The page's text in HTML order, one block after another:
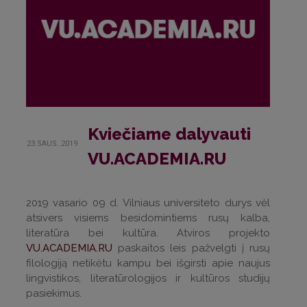
23.SAUS..2019
Kviečiame dalyvauti
VU.ACADEMIA.RU
2019 vasario 09 d. Vilniaus universiteto durys vėl
atsivers visiems besidomintiems rusų kalba,
literatūra bei kultūra. Atviros projekto
VU.ACADEMIA.RU paskaitos leis pažvelgti į rusų
filologiją netikėtu kampu bei išgirsti apie naujus
lingvistikos, literatūrologijos ir kultūros studijų
pasiekimus.